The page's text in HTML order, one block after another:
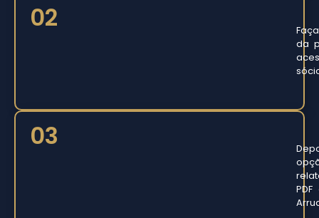
02
da
03